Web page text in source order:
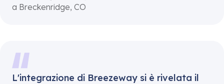
a Breckenridge, CO
L'integrazione di Breezeway si è rivelata il